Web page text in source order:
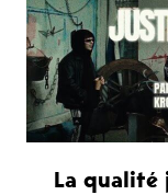
La qualité